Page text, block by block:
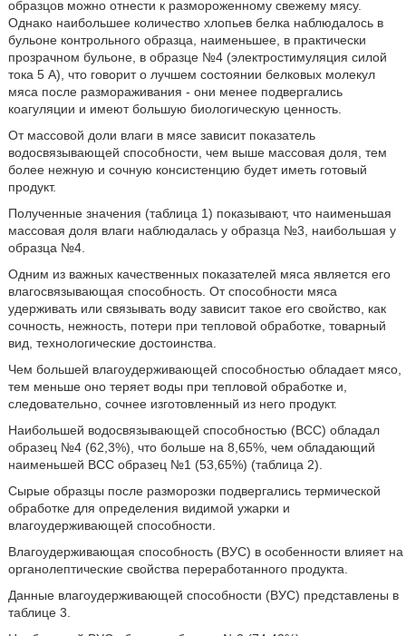
образцов можно отнести к размороженному свежему мясу.
Однако наибольшее количество хлопьев белка наблюдалось в
бульоне контрольного образца, наименьшее, в практически
прозрачном бульоне, в образце №4 (электростимуляция силой
тока 5 А), что говорит о лучшем состоянии белковых молекул
мяса после размораживания - они менее подвергались
коагуляции и имеют большую биологическую ценность.
От массовой доли влаги в мясе зависит показатель
водосвязывающей способности, чем выше массовая доля, тем
более нежную и сочную консистенцию будет иметь готовый
продукт.
Полученные значения (таблица 1) показывают, что наименьшая
массовая доля влаги наблюдалась у образца №3, наибольшая у
образца №4.
Одним из важных качественных показателей мяса является его
влагосвязывающая способность. От способности мяса
удерживать или связывать воду зависит такое его свойство, как
сочность, нежность, потери при тепловой обработке, товарный
вид, технологические достоинства.
Чем большей влагоудерживающей способностью обладает мясо,
тем меньше оно теряет воды при тепловой обработке и,
следовательно, сочнее изготовленный из него продукт.
Наибольшей водосвязывающей способностью (ВСС) обладал
образец №4 (62,3%), что больше на 8,65%, чем обладающий
наименьшей ВСС образец №1 (53,65%) (таблица 2).
Сырые образцы после разморозки подвергались термической
обработке для определения видимой ужарки и
влагоудерживающей способности.
Влагоудерживающая способность (ВУС) в особенности влияет на
органолептические свойства переработанного продукта.
Данные влагоудерживающей способности (ВУС) представлены в
таблице 3.